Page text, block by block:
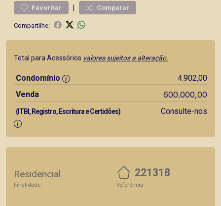
Favoritar | Comparar
Compartilhe:
Total para Acessórios valores sujeitos a alteração.
Condomínio
4.902,00
Venda
600.000,00
(ITBI, Registro, Escritura e Certidões) Consulte-nos
Residencial
Finalidade
221318
Referência